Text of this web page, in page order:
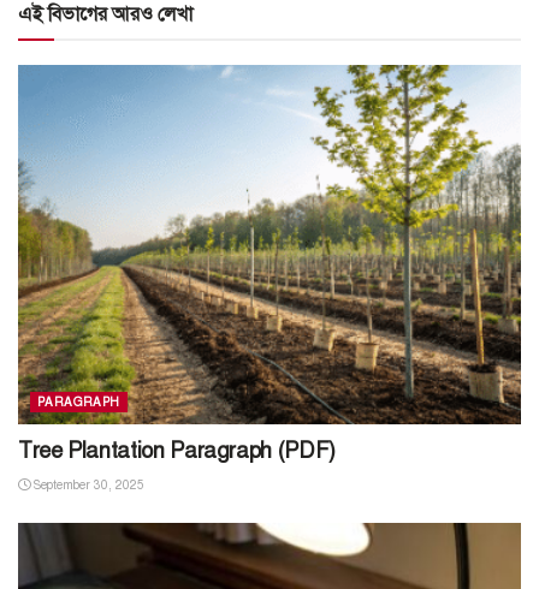
এই বিভাগের আরও লেখা
PARAGRAPH
Tree Plantation Paragraph (PDF)
September 30, 2025